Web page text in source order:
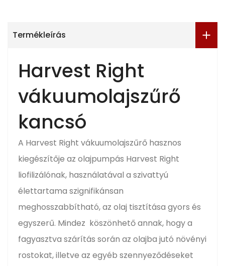
Termékleírás
Harvest Right
vákuumolajszűrő
kancsó
A Harvest Right vákuumolajszűrő hasznos
kiegészítője az olajpumpás Harvest Right
liofilizálónak, használatával a szivattyú
élettartama szignifikánsan
meghosszabbítható, az olaj tisztítása gyors és
egyszerű. Mindez köszönhető annak, hogy a
fagyasztva szárítás során az olajba jutó növényi
rostokat, illetve az egyéb szennyeződéseket